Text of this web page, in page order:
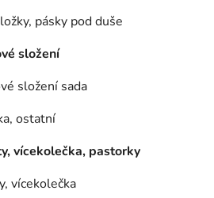
pásky pod duše
složení
složení sada
ostatní
vícekolečka, pastorky
vícekolečka